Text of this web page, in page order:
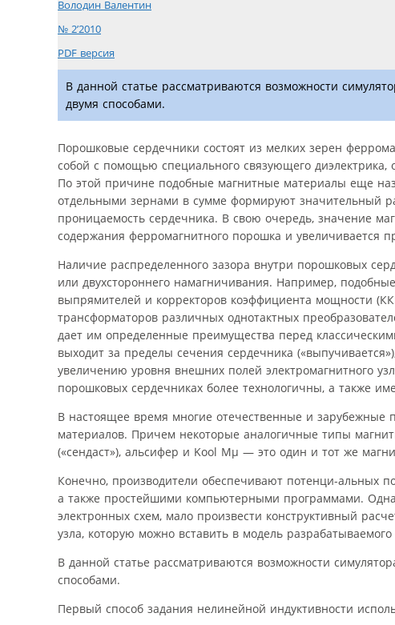
Володин Валентин
№ 2’2010
PDF версия
В данной статье рассматриваются возможности
двумя способами.
Порошковые сердечники состоят из мелких зерен
собой с помощью специального связующего
По этой причине подобные магнитные материалы еще
отдельными зернами в сумме формируют значительный
проницаемость сердечника. В свою очередь, значение
содержания ферромагнитного порошка и увеличивается
Наличие распределенного зазора внутри порошковых
или двухстороннего намагничивания. Например,
выпрямителей и корректоров коэффициента мощности
трансформаторов различных однотактных
дает им определенные преимущества перед
выходит за пределы сечения сердечника
увеличению уровня внешних полей электромагнитного
порошковых сердечниках более технологичны, а также
В настоящее время многие отечественные и
материалов. Причем некоторые аналогичные типы
(«сендаст»), альсифер и Kool Mμ — это один и тот же
Конечно, производители обеспечивают потенци-альных
а также простейшими компьютерными программами.
электронных схем, мало произвести конструктивный
узла, которую можно вставить в модель разрабатываемого
В данной статье рассматриваются возможности
способами.
Первый способ задания нелинейной индуктивности